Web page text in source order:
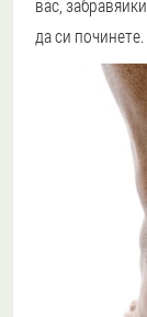
вас,
да си починете.